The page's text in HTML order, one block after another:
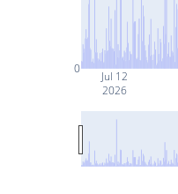
Jul 12
2026
0